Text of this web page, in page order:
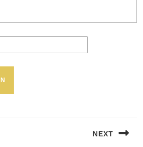
NEXT